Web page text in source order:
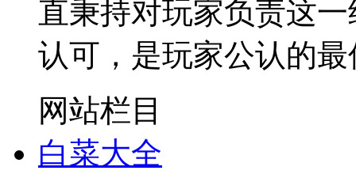
直秉持对玩家负责这
认可，是玩家公认的
网站栏目
白菜大全